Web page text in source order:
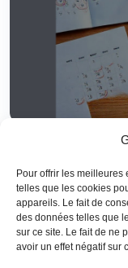
Pour offrir les
telles que les cookies
appareils. Le fait de
des données telles que
sur ce site. Le fait de ne
avoir un effet négatif sur
Au‑delà des
d’investissement
participation au
patrimoniaux.En
coexistent, avec